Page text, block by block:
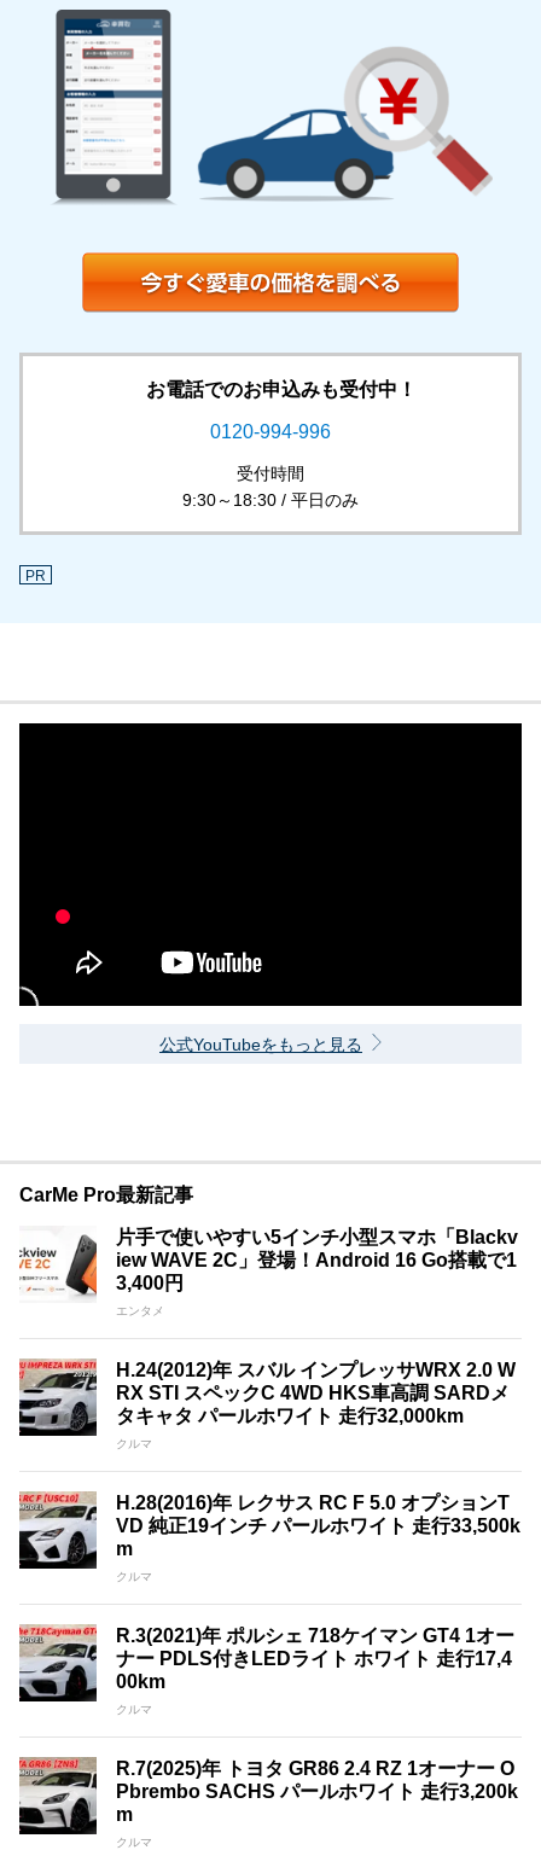
お電話でのお申込みも受付中！
0120-994-996
受付時間
9:30～18:30 / 平日のみ
PR
公式YouTubeをもっと見る
CarMe Pro最新記事
片手で使いやすい5インチ小型スマホ「Blackv
iew WAVE 2C」登場！Android 16 Go搭載で1
3,400円
エンタメ
H.24(2012)年 スバル インプレッサWRX 2.0 W
RX STI スペックC 4WD HKS車高調 SARDメ
タキャタ パールホワイト 走行32,000km
クルマ
H.28(2016)年 レクサス RC F 5.0 オプションT
VD 純正19インチ パールホワイト 走行33,500k
m
クルマ
R.3(2021)年 ポルシェ 718ケイマン GT4 1オー
ナー PDLS付きLEDライト ホワイト 走行17,4
00km
クルマ
R.7(2025)年 トヨタ GR86 2.4 RZ 1オーナー O
Pbrembo SACHS パールホワイト 走行3,200k
m
クルマ